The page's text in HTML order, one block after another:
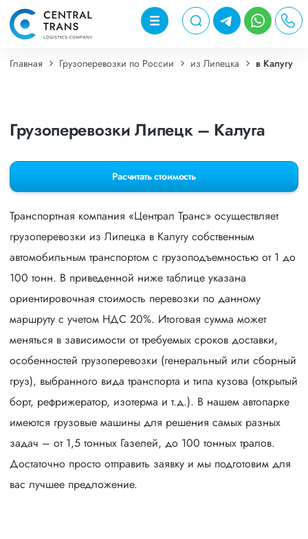
Главная Грузоперевозки по России из Липецка в Калугу
Грузоперевозки Липецк – Калуга
Расчитать стоимость
Транспортная компания «Централ Транс» осуществляет
грузоперевозки из Липецка в Калугу собственным
автомобильным транспортом с грузоподъемностью от 1 до
100 тонн. В приведенной ниже таблице указана
ориентировочная стоимость перевозки по данному
маршруту с учетом НДС 20%. Итоговая сумма может
меняться в зависимости от требуемых сроков доставки,
особенностей грузоперевозки (генеральный или сборный
груз), выбранного вида транспорта и типа кузова (открытый
борт, рефрижератор, изотерма и т.д.). В нашем автопарке
имеются грузовые машины для решения самых разных
задач – от 1,5 тонных Газелей, до 100 тонных тралов.
Достаточно просто отправить заявку и мы подготовим для
вас лучшее предложение.